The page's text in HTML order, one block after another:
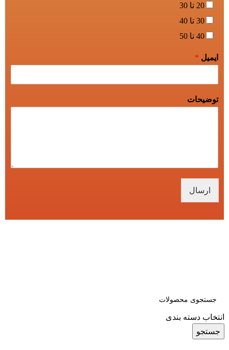
20 تا 30
30 تا 40
40 تا 50
ایمیل *
توضیحات
ارسال
انتخاب دسته بندی
جستجو